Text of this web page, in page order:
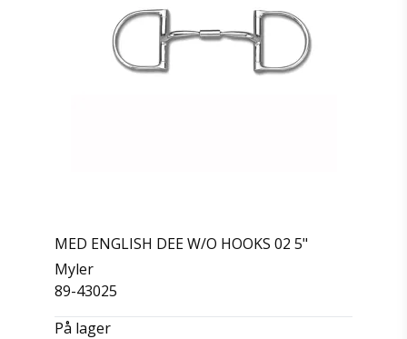
MED ENGLISH DEE W/O HOOKS 02 5"
Myler
89-43025
På lager